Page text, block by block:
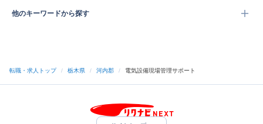
他のキーワードから探す
転職・求人トップ / 栃木県 / 河内郡 / 電気設備現場管理サポート